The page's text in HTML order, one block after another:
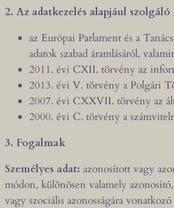
2. Az adatkezelés alapjául
az Európai Parlament és a
adatok szabad áramlásáról,
2011. évi CXII. törvény az
2013. évi V. törvény a Polgári
2007. évi CXXVII. törvény az
2000. évi C. törvény a
3. Fogalmak
Személyes adat: azonosított vagy
módon, különösen valamely
vagy szociális azonosságára